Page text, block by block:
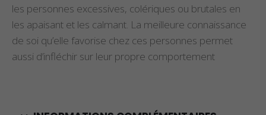
les personnes excessives, colériques ou brutales en
les apaisant et les calmant. La meilleure connaissance
de soi qu’elle favorise chez ces personnes permet
aussi d’infléchir sur leur propre comportement